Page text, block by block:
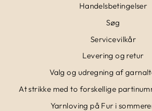
Handelsbetingelser
Søg
Servicevilkår
Levering og retur
Valg og udregning af
At strikke med to forskellige
Yarnloving på Fur i